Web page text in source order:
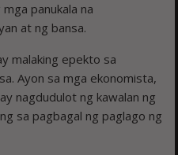
panukala na
at ng bansa.
malaking epekto sa
Ayon sa mga ekonomista,
nagdudulot ng kawalan ng
sa pagbagal ng paglago ng